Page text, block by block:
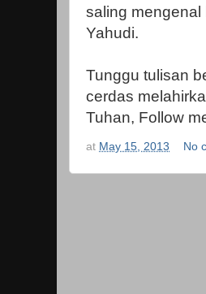
saling
Yahudi.
Tunggu tulisan
cerdas
Tuhan, Follow
at May 15, 2013 No